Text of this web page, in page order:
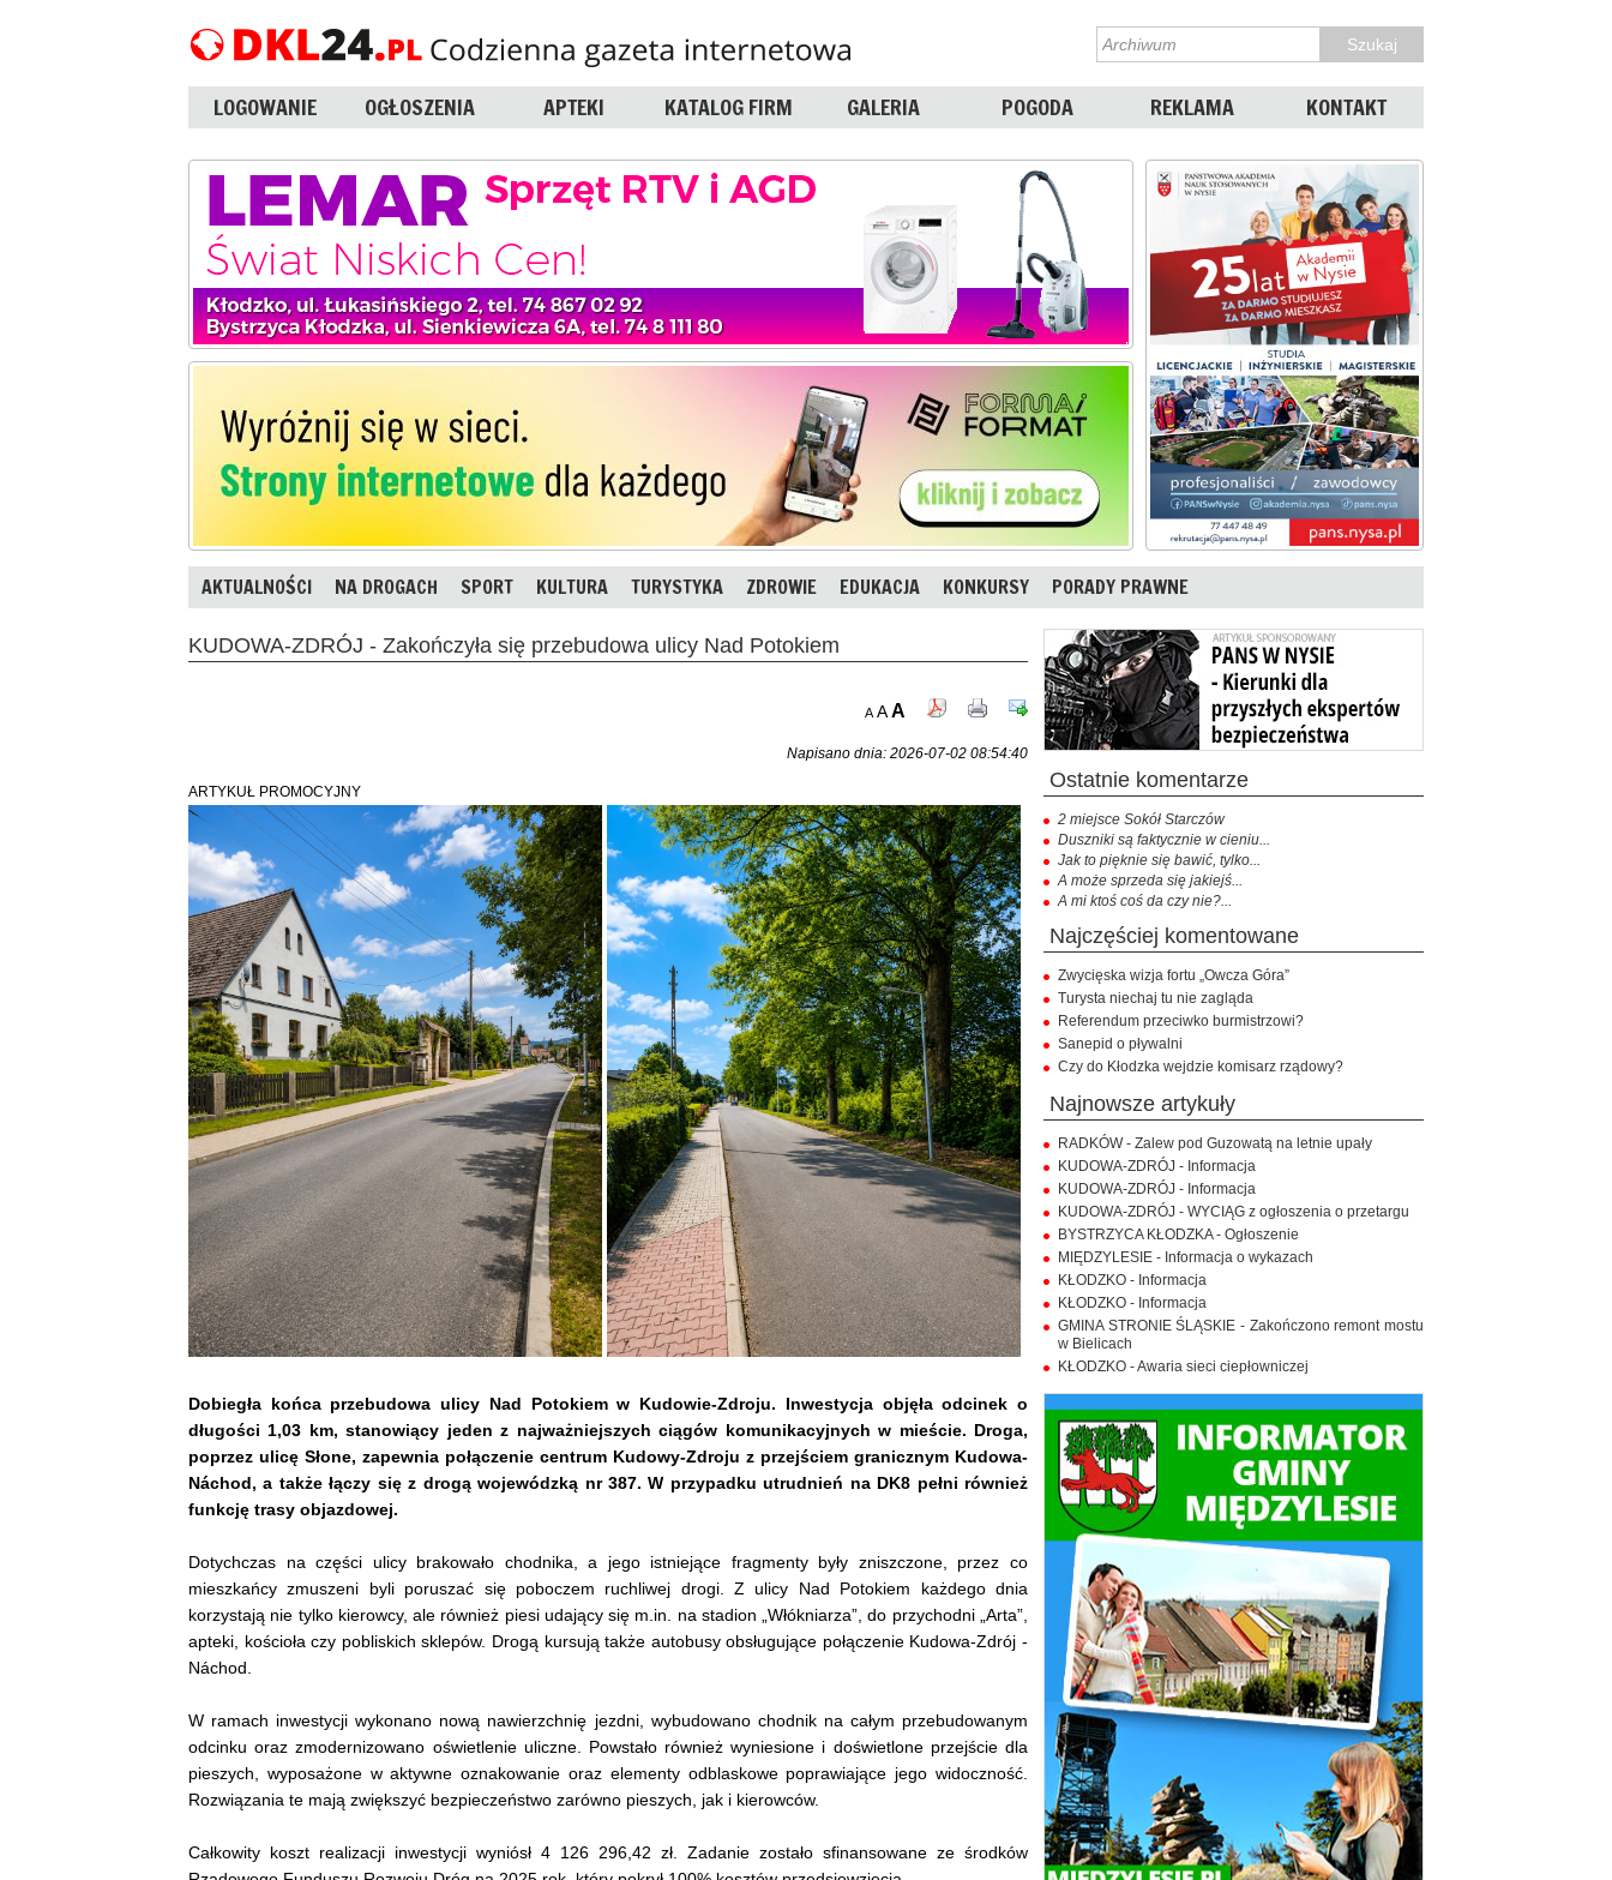
LOGOWANIE OGŁOSZENIA APTEKI KATALOG FIRM GALERIA POGODA REKLAMA KONTAKT
AKTUALNOŚCI NA DROGACH SPORT KULTURA TURYSTYKA ZDROWIE EDUKACJA KONKURSY PORADY PRAWNE
KUDOWA-ZDRÓJ - Zakończyła się przebudowa ulicy Nad Potokiem
A AA
Napisano dnia: 2026-07-02 08:54:40
ARTYKUŁ PROMOCYJNY
Dobiegła końca przebudowa ulicy Nad Potokiem w Kudowie-Zdroju. Inwestycja objęła odcinek o
długości 1,03 km, stanowiący jeden z najważniejszych ciągów komunikacyjnych w mieście. Droga,
poprzez ulicę Słone, zapewnia połączenie centrum Kudowy-Zdroju z przejściem granicznym Kudowa-
Náchod, a także łączy się z drogą wojewódzką nr 387. W przypadku utrudnień na DK8 pełni również
funkcję trasy objazdowej.
Dotychczas na części ulicy brakowało chodnika, a jego istniejące fragmenty były zniszczone, przez co
mieszkańcy zmuszeni byli poruszać się poboczem ruchliwej drogi. Z ulicy Nad Potokiem każdego dnia
korzystają nie tylko kierowcy, ale również piesi udający się m.in. na stadion „Włókniarza”, do przychodni „Arta”,
apteki, kościoła czy pobliskich sklepów. Drogą kursują także autobusy obsługujące połączenie Kudowa-Zdrój -
Náchod.
W ramach inwestycji wykonano nową nawierzchnię jezdni, wybudowano chodnik na całym przebudowanym
odcinku oraz zmodernizowano oświetlenie uliczne. Powstało również wyniesione i doświetlone przejście dla
pieszych, wyposażone w aktywne oznakowanie oraz elementy odblaskowe poprawiające jego widoczność.
Rozwiązania te mają zwiększyć bezpieczeństwo zarówno pieszych, jak i kierowców.
Całkowity koszt realizacji inwestycji wyniósł 4 126 296,42 zł. Zadanie zostało sfinansowane ze środków
ostatnie komentarze
2 miejsce Sokół Starczów
Duszniki są faktycznie w cieniu...
Jak to pięknie się bawić, tylko...
A może sprzeda się jakiejś...
A mi ktoś coś da czy nie?...
najczęściej komentowane
Zwycięska wizja fortu „Owcza Góra”
Turysta niechaj tu nie zagląda
Referendum przeciwko burmistrzowi?
Sanepid o pływalni
Czy do Kłodzka wejdzie komisarz rządowy?
najnowsze artykuły
RADKÓW - Zalew pod Guzowatą na letnie upały
KUDOWA-ZDRÓJ - Informacja
KUDOWA-ZDRÓJ - Informacja
KUDOWA-ZDRÓJ - WYCIĄG z ogłoszenia o przetargu
BYSTRZYCA KŁODZKA - Ogłoszenie
MIĘDZYLESIE - Informacja o wykazach
KŁODZKO - Informacja
KŁODZKO - Informacja
GMINA STRONIE ŚLĄSKIE - Zakończono remont mostu
w Bielicach
KŁODZKO - Awaria sieci ciepłowniczej